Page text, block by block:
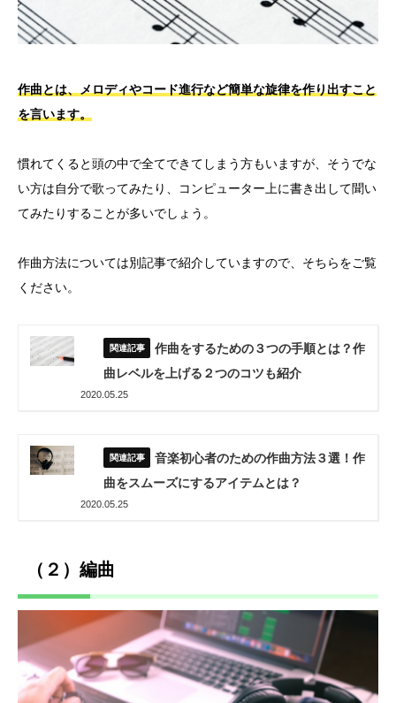
作曲とは、メロディやコード進行など簡単な旋律を作り出すこと
を言います。
慣れてくると頭の中で全てできてしまう方もいますが、そうでな
い方は自分で歌ってみたり、コンピューター上に書き出して聞い
てみたりすることが多いでしょう。
作曲方法については別記事で紹介していますので、そちらをご覧
ください。
作曲をするための３つの手順とは？作
曲レベルを上げる２つのコツも紹介
2020.05.25
音楽初心者のための作曲方法３選！作
曲をスムーズにするアイテムとは？
2020.05.25
（２）編曲